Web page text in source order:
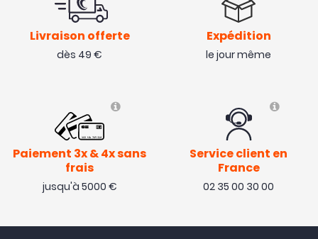
Livraison offerte
dès 49 €
Expédition
le jour même
Paiement 3x & 4x sans
frais
jusqu'à 5000 €
Service client en
France
02 35 00 30 00